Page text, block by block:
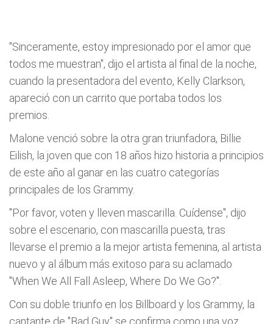
"Sinceramente, estoy impresionado por el amor que
todos me muestran", dijo el artista al final de la noche,
cuando la presentadora del evento, Kelly Clarkson,
apareció con un carrito que portaba todos los
premios.
Malone venció sobre la otra gran triunfadora, Billie
Eilish, la joven que con 18 años hizo historia a principios
de este año al ganar en las cuatro categorías
principales de los Grammy.
"Por favor, voten y lleven mascarilla. Cuídense", dijo
sobre el escenario, con mascarilla puesta, tras
llevarse el premio a la mejor artista femenina, al artista
nuevo y al álbum más exitoso para su aclamado
"When We All Fall Asleep, Where Do We Go?".
Con su doble triunfo en los Billboard y los Grammy, la
cantante de "Bad Guy" se confirma como una voz